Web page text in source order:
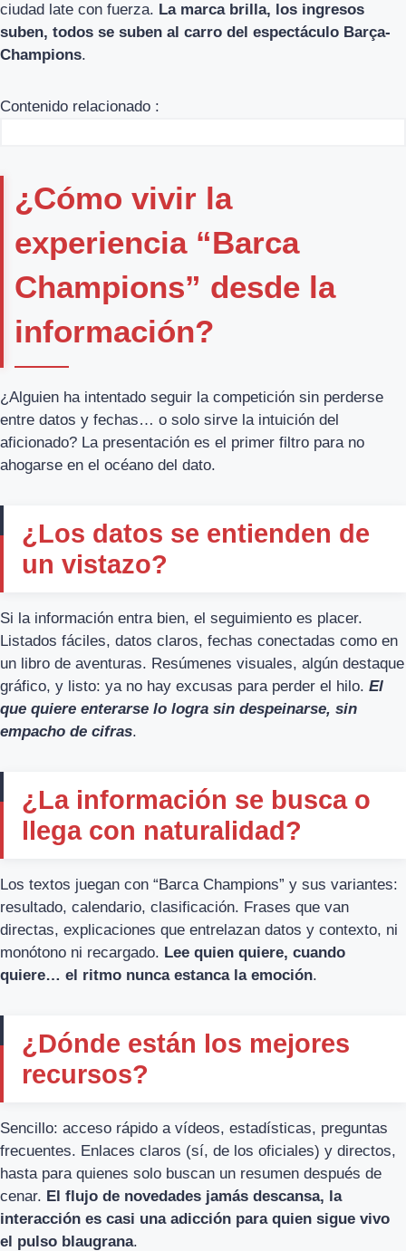
ciudad late con fuerza. La marca brilla, los ingresos
suben, todos se suben al carro del espectáculo Barça-
Champions.
Contenido relacionado :
¿Cómo vivir la
experiencia “Barca
Champions” desde la
información?
¿Alguien ha intentado seguir la competición sin perderse
entre datos y fechas… o solo sirve la intuición del
aficionado? La presentación es el primer filtro para no
ahogarse en el océano del dato.
¿Los datos se entienden de
un vistazo?
Si la información entra bien, el seguimiento es placer.
Listados fáciles, datos claros, fechas conectadas como en
un libro de aventuras. Resúmenes visuales, algún destaque
gráfico, y listo: ya no hay excusas para perder el hilo. El
que quiere enterarse lo logra sin despeinarse, sin
empacho de cifras.
¿La información se busca o
llega con naturalidad?
Los textos juegan con “Barca Champions” y sus variantes:
resultado, calendario, clasificación. Frases que van
directas, explicaciones que entrelazan datos y contexto, ni
monótono ni recargado. Lee quien quiere, cuando
quiere… el ritmo nunca estanca la emoción.
¿Dónde están los mejores
recursos?
Sencillo: acceso rápido a vídeos, estadísticas, preguntas
frecuentes. Enlaces claros (sí, de los oficiales) y directos,
hasta para quienes solo buscan un resumen después de
cenar. El flujo de novedades jamás descansa, la
interacción es casi una adicción para quien sigue vivo
el pulso blaugrana.